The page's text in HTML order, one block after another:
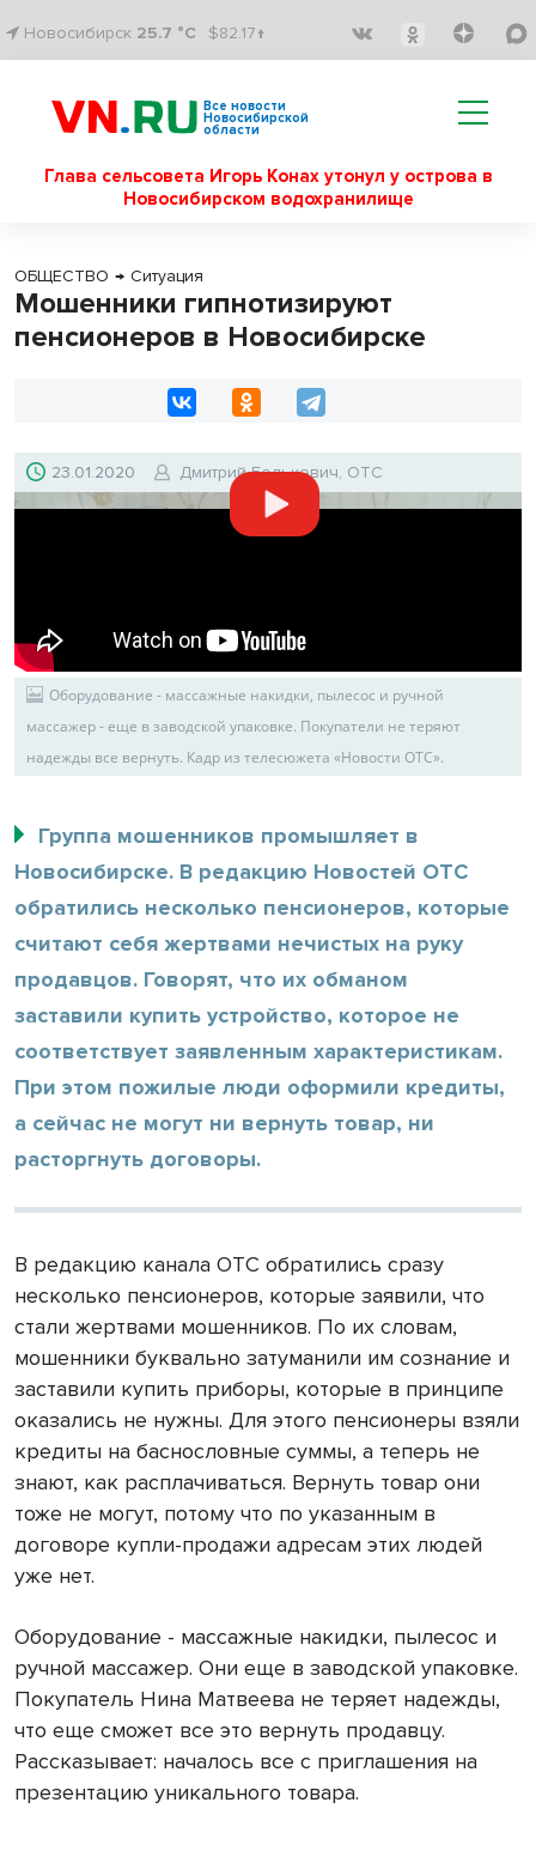
Новосибирск 25.7 °C $82.17↑
Все новости
Новосибирской
области
Глава сельсовета Игорь Конах утонул у острова в
Новосибирском водохранилище
ОБЩЕСТВО → Ситуация
Мошенники гипнотизируют
пенсионеров в Новосибирске
23.01.2020 Дмитрий Белькевич, ОТС
Оборудование - массажные накидки, пылесос и ручной
массажер - еще в заводской упаковке. Покупатели не теряют
надежды все вернуть. Кадр из телесюжета «Новости ОТС».
Группа мошенников промышляет в
Новосибирске. В редакцию Новостей ОТС
обратились несколько пенсионеров, которые
считают себя жертвами нечистых на руку
продавцов. Говорят, что их обманом
заставили купить устройство, которое не
соответствует заявленным характеристикам.
При этом пожилые люди оформили кредиты,
а сейчас не могут ни вернуть товар, ни
расторгнуть договоры.
В редакцию канала ОТС обратились сразу
несколько пенсионеров, которые заявили, что
стали жертвами мошенников. По их словам,
мошенники буквально затуманили им сознание и
заставили купить приборы, которые в принципе
оказались не нужны. Для этого пенсионеры взяли
кредиты на баснословные суммы, а теперь не
знают, как расплачиваться. Вернуть товар они
тоже не могут, потому что по указанным в
договоре купли-продажи адресам этих людей
уже нет.
Оборудование - массажные накидки, пылесос и
ручной массажер. Они еще в заводской упаковке.
Покупатель Нина Матвеева не теряет надежды,
что еще сможет все это вернуть продавцу.
Рассказывает: началось все с приглашения на
презентацию уникального товара.